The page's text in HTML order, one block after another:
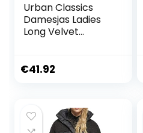
Urban Classics
Damesjas Ladies
Long Velvet
€41.92